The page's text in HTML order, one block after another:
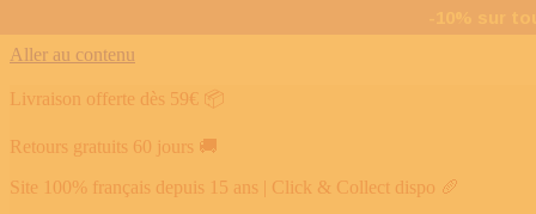
Aller au contenu
Livraison offerte dès 59€ 📦
Retours gratuits 60 jours 🚚
Site 100% français depuis 15 ans | Click & Collect dispo 🥖